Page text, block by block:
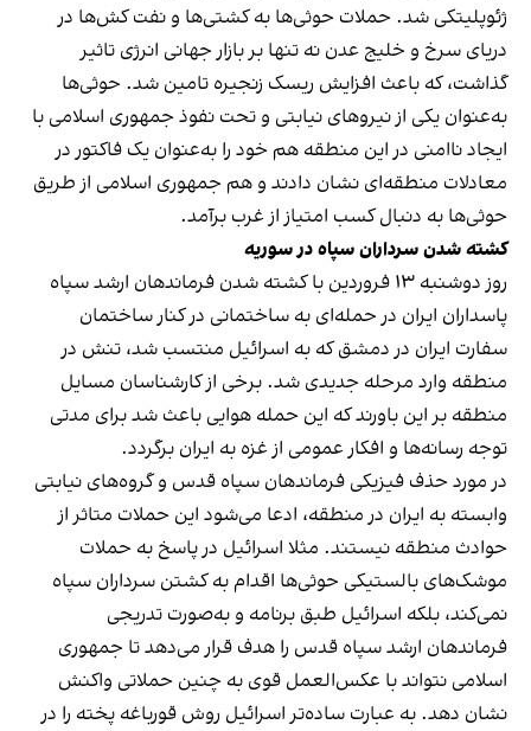
ژئوپلیتکی شد. حملات حوثی‌ها به کشتی‌ها و نفت کش‌ها در
دریای سرخ و خلیج عدن نه تنها بر بازار جهانی انرژی تاثیر
گذاشت، که باعث افزایش ریسک زنجیره تامین شد. حوثی‌ها
به‌عنوان یکی از نیروهای نیابتی و تحت نفوذ جمهوری اسلامی با
ایجاد ناامنی در این منطقه هم خود را به‌عنوان یک فاکتور در
معادلات منطقه‌ای نشان دادند و هم جمهوری اسلامی از طریق
حوثی‌ها به دنبال کسب امتیاز از غرب برآمد.
کشته شدن سرداران سپاه در سوریه
روز دوشنبه ۱۳ فروردین با کشته شدن فرماندهان ارشد سپاه
پاسداران ایران در حمله‌ای به ساختمانی در کنار ساختمان
سفارت ایران در دمشق که به اسرائیل منتسب شد، تنش در
منطقه وارد مرحله جدیدی شد. برخی از کارشناسان مسایل
منطقه بر این باورند که این حمله هوایی باعث شد برای مدتی
توجه رسانه‌ها و افکار عمومی از غزه به ایران برگردد.
در مورد حذف فیزیکی فرماندهان سپاه قدس و گروه‌های نیابتی
وابسته به ایران در منطقه، ادعا می‌شود این حملات متاثر از
حوادث منطقه نیستند. مثلا اسرائیل در پاسخ به حملات
موشک‌های بالستیکی حوثی‌ها اقدام به کشتن سرداران سپاه
نمی‌کند، بلکه اسرائیل طبق برنامه و به‌صورت تدریجی
فرماندهان ارشد سپاه قدس را هدف قرار می‌دهد تا جمهوری
اسلامی نتواند با عکس‌العمل قوی به چنین حملاتی واکنش
نشان دهد. به عبارت ساده‌تر اسرائیل روش قورباغه پخته را در